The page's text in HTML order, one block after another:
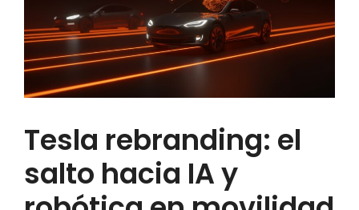
Tesla rebranding: el
salto hacia IA y